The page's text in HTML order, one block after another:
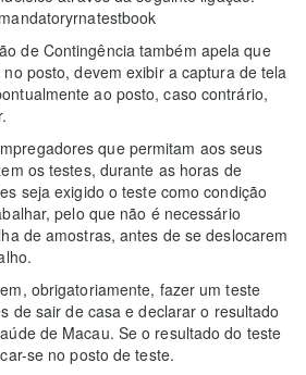
de Contingência também apela que
posto, devem exibir a captura de tela
ao posto, caso contrário,
que permitam aos seus
os testes, durante as horas de
seja exigido o teste como condição
pelo que não é necessário
de amostras, antes de se deslocarem
obrigatoriamente, fazer um teste
de sair de casa e declarar o resultado
de Macau. Se o resultado do teste
se no posto de teste.